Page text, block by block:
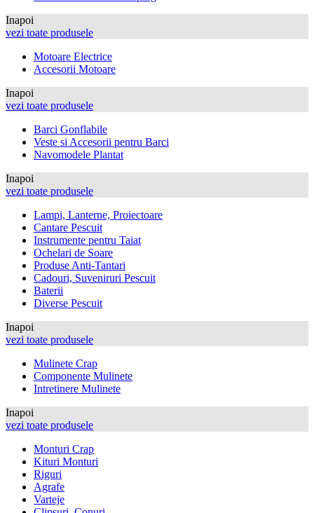
Inapoi
vezi toate produsele
Motoare Electrice
Accesorii Motoare
Inapoi
vezi toate produsele
Barci Gonflabile
Veste si Accesorii pentru Barci
Navomodele Plantat
Inapoi
vezi toate produsele
Lampi, Lanterne, Proiectoare
Cantare Pescuit
Instrumente pentru Taiat
Ochelari de Soare
Produse Anti-Tantari
Cadouri, Suveniruri Pescuit
Baterii
Diverse Pescuit
Inapoi
vezi toate produsele
Mulinete Crap
Componente Mulinete
Intretinere Mulinete
Inapoi
vezi toate produsele
Monturi Crap
Kituri Monturi
Riguri
Agrafe
Varteje